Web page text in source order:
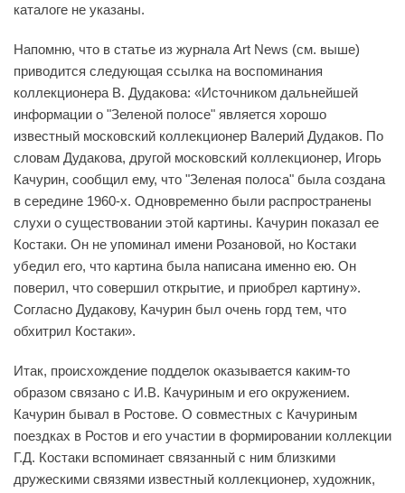
каталоге не указаны.
Напомню, что в статье из журнала Art News (см. выше)
приводится следующая ссылка на воспоминания
коллекционера В. Дудакова: «Источником дальнейшей
информации о "Зеленой полосе" является хорошо
известный московский коллекционер Валерий Дудаков. По
словам Дудакова, другой московский коллекционер, Игорь
Качурин, сообщил ему, что "Зеленая полоса" была создана
в середине 1960-х. Одновременно были распространены
слухи о существовании этой картины. Качурин показал ее
Костаки. Он не упоминал имени Розановой, но Костаки
убедил его, что картина была написана именно ею. Он
поверил, что совершил открытие, и приобрел картину».
Согласно Дудакову, Качурин был очень горд тем, что
обхитрил Костаки».
Итак, происхождение подделок оказывается каким-то
образом связано с И.В. Качуриным и его окружением.
Качурин бывал в Ростове. О совместных с Качуриным
поездках в Ростов и его участии в формировании коллекции
Г.Д. Костаки вспоминает связанный с ним близкими
дружескими связями известный коллекционер, художник,